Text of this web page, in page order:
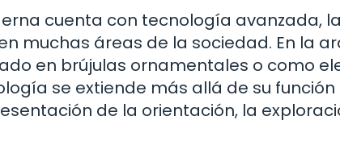
cuenta con tecnología avanzada,
muchas áreas de la sociedad. En la
en brújulas ornamentales o como
se extiende más allá de su función
de la orientación, la